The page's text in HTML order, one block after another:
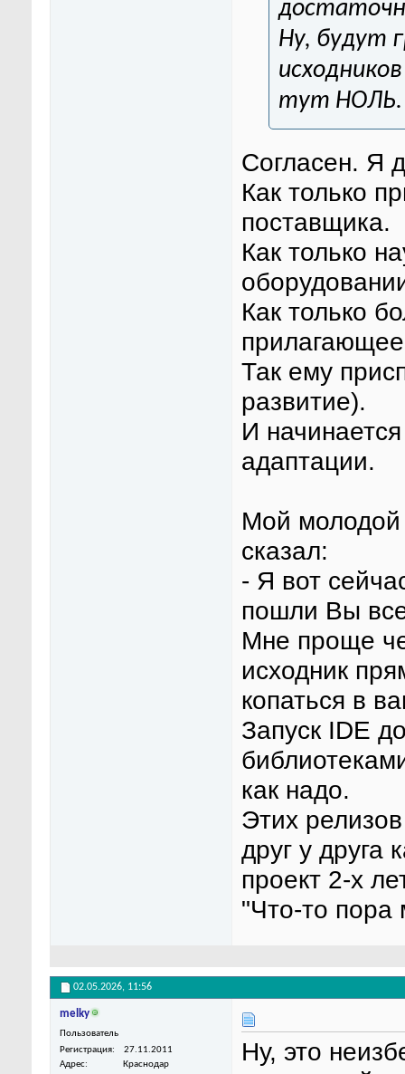
Ну, будут
тут НОЛЬ.
Согласен. Я
Как только
поставщика.
Как только
Как только
Так ему
развитие).
И
адаптации.
Мой молодой
сказал:
- Я вот
пошли Вы
Мне проще
исходник
копаться в
Запуск IDE
как надо.
Этих
друг у друга
проект 2-х
"Что-то пора
02.05.2026, 11:56
melky
Пользователь
Регистрация
27.11.2011
Адрес
Краснодар
Ну, это